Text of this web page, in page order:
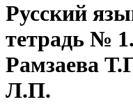
Русский
тетрадь №
Рамзаева
Л.П.